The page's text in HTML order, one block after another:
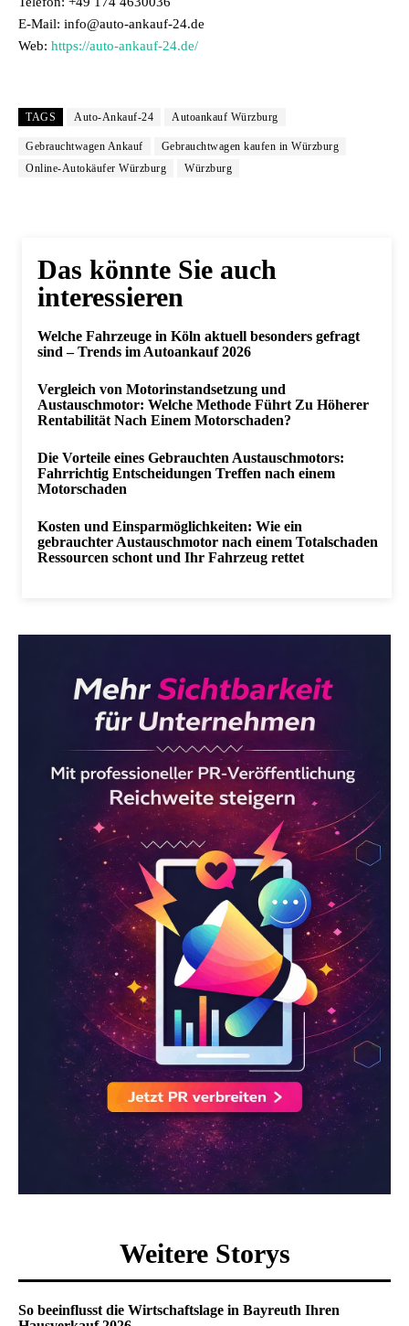
E-Mail: info@auto-ankauf-24.de
Web: https://auto-ankauf-24.de/
TAGS Auto-Ankauf-24 Autoankauf Würzburg
Gebrauchtwagen Ankauf
Gebrauchtwagen kaufen in Würzburg
Online-Autokäufer Würzburg
Würzburg
Das könnte Sie auch
interessieren
Welche Fahrzeuge in Köln aktuell besonders gefragt
sind – Trends im Autoankauf 2026
Vergleich von Motorinstandsetzung und
Austauschmotor: Welche Methode Führt Zu Höherer
Rentabilität Nach Einem Motorschaden?
Die Vorteile eines Gebrauchten Austauschmotors:
Fahrrichtig Entscheidungen Treffen nach einem
Motorschaden
Kosten und Einsparmöglichkeiten: Wie ein
gebrauchter Austauschmotor nach einem Totalschaden
Ressourcen schont und Ihr Fahrzeug rettet
Weitere Storys
So beeinflusst die Wirtschaftslage in Bayreuth Ihren